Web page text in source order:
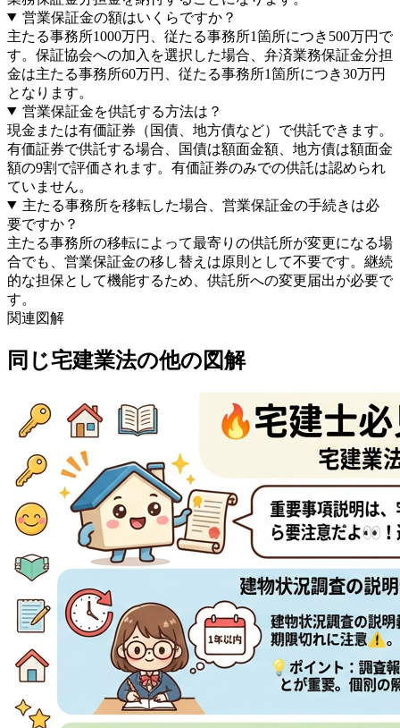
営業保証金の額はいくらですか？
主たる事務所1000万円、従たる事務所1箇所につき500万円で
す。保証協会への加入を選択した場合、弁済業務保証金分担
金は主たる事務所60万円、従たる事務所1箇所につき30万円
となります。
営業保証金を供託する方法は？
現金または有価証券（国債、地方債など）で供託できます。
有価証券で供託する場合、国債は額面金額、地方債は額面金
額の9割で評価されます。有価証券のみでの供託は認められ
ていません。
主たる事務所を移転した場合、営業保証金の手続きは必
要ですか？
主たる事務所の移転によって最寄りの供託所が変更になる場
合でも、営業保証金の移し替えは原則として不要です。継続
的な担保として機能するため、供託所への変更届出が必要で
す。
関連図解
同じ宅建業法の他の図解